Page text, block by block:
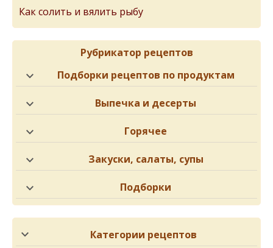
Как солить и вялить рыбу
Рубрикатор рецептов
Подборки рецептов по продуктам
Выпечка и десерты
Горячее
Закуски, салаты, супы
Подборки
Категории рецептов